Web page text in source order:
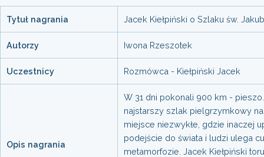
Tytuł nagrania Jacek Kiełpiński o Szlaku św.
Autorzy Iwona Rzeszotek
Uczestnicy Rozmówca - Kiełpiński Jacek
Opis nagrania
W 31 dni pokonali 900 km -
najstarszy szlak pielgrzymkowy
miejsce niezwykłe, gdzie inaczej
podejście do świata i ludzi ulega
metamorfozie. Jacek Kiełpiński